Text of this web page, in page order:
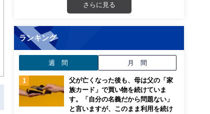
さらに見る
ランキング
週 間 月 間
父が亡くなった後も、母は父の「家
族カード」で買い物を続けていま
す。「自分の名義だから問題ない」
と言いますが、このまま利用を続け